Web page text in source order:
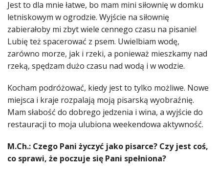
Jest to dla mnie łatwe, bo mam mini siłownię w domku
letniskowym w ogrodzie. Wyjście na siłownię
zabierałoby mi zbyt wiele cennego czasu na pisanie!
Lubię też spacerować z psem. Uwielbiam wodę,
zarówno morze, jak i rzeki, a ponieważ mieszkamy nad
rzeką, spędzam dużo czasu nad wodą i w wodzie.
Kocham podróżować, kiedy jest to tylko możliwe. Nowe
miejsca i kraje rozpalają moją pisarską wyobraźnię.
Mam słabość do dobrego jedzenia i wina, a wyjście do
restauracji to moja ulubiona weekendowa aktywność.
M.Ch.: Czego Pani życzyć jako pisarce? Czy jest coś,
co sprawi, że poczuje się Pani spełniona?